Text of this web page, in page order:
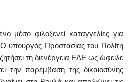
μέσο φιλοξενεί καταγγελίες για
υπουργός Προστασίας του Πολίτη
τη διενέργεια ΕΔΕ ως ώφειλε
την παρέμβαση της δικαιοσύνης